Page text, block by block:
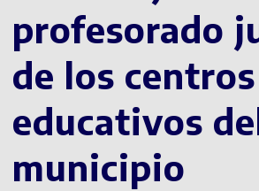
profesorado
de los centros
educativos
municipio